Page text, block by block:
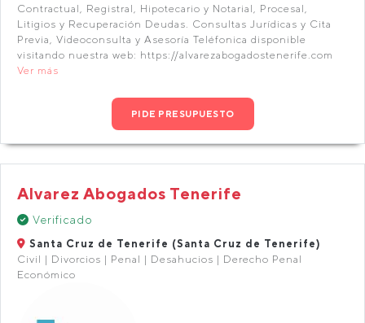
Contractual, Registral, Hipotecario y Notarial, Procesal,
Litigios y Recuperación Deudas. Consultas Jurídicas y Cita
Previa, Videoconsulta y Asesoría Teléfonica disponible
visitando nuestra web: https://alvarezabogadostenerife.com
Ver más
PIDE PRESUPUESTO
Alvarez Abogados Tenerife
Verificado
Santa Cruz de Tenerife (Santa Cruz de Tenerife)
Civil | Divorcios | Penal | Desahucios | Derecho Penal
Económico